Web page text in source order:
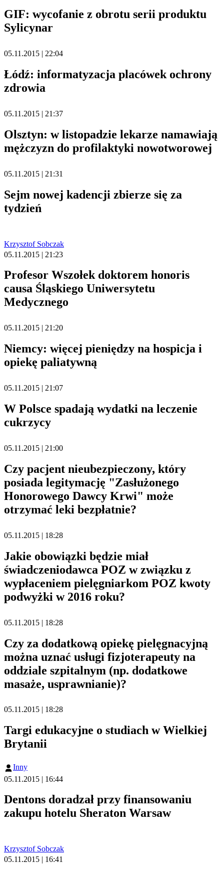
GIF: wycofanie z obrotu serii produktu
Sylicynar
05.11.2015 | 22:04
Łódź: informatyzacja placówek ochrony
zdrowia
05.11.2015 | 21:37
Olsztyn: w listopadzie lekarze namawiają
mężczyzn do profilaktyki nowotworowej
05.11.2015 | 21:31
Sejm nowej kadencji zbierze się za
tydzień
Krzysztof Sobczak
05.11.2015 | 21:23
Profesor Wszołek doktorem honoris
causa Śląskiego Uniwersytetu
Medycznego
05.11.2015 | 21:20
Niemcy: więcej pieniędzy na hospicja i
opiekę paliatywną
05.11.2015 | 21:07
W Polsce spadają wydatki na leczenie
cukrzycy
05.11.2015 | 21:00
Czy pacjent nieubezpieczony, który
posiada legitymację "Zasłużonego
Honorowego Dawcy Krwi" może
otrzymać leki bezpłatnie?
05.11.2015 | 18:28
Jakie obowiązki będzie miał
świadczeniodawca POZ w związku z
wypłaceniem pielęgniarkom POZ kwoty
podwyżki w 2016 roku?
05.11.2015 | 18:28
Czy za dodatkową opiekę pielęgnacyjną
można uznać usługi fizjoterapeuty na
oddziale szpitalnym (np. dodatkowe
masaże, usprawnianie)?
05.11.2015 | 18:28
Targi edukacyjne o studiach w Wielkiej
Brytanii
Inny
05.11.2015 | 16:44
Dentons doradzał przy finansowaniu
zakupu hotelu Sheraton Warsaw
Krzysztof Sobczak
05.11.2015 | 16:41